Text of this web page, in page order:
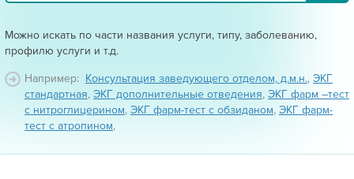
Можно искать по части названия услуги, типу, заболеванию,
профилю услуги и т.д.
Например: Консультация заведующего отделом, д.м.н., ЭКГ
стандартная, ЭКГ дополнительные отведения, ЭКГ фарм –тест
с нитроглицерином, ЭКГ фарм-тест с обзиданом, ЭКГ фарм-
тест с атропином,